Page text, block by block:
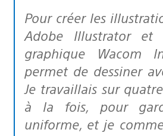
Pour créer les illustrations, j’ai utilisé
Adobe Illustrator et
graphique Wacom
permet de dessiner
Je travaillais sur
à la fois, pour
uniforme, et je